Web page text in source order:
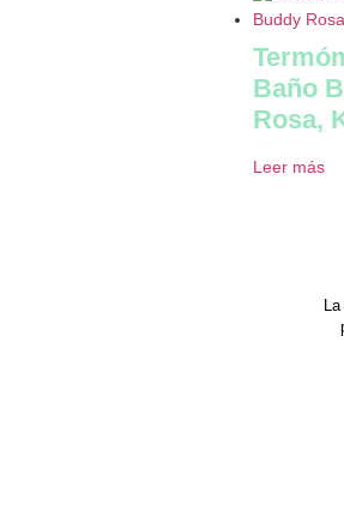
Baño
Rosa,
Leer más